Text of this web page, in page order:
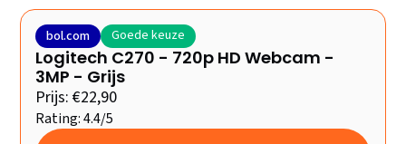
bol.com Goede keuze
Logitech C270 - 720p HD Webcam -
3MP - Grijs
Prijs: €22,90
Rating: 4.4/5